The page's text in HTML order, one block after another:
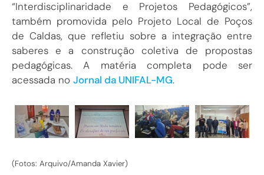
“Interdisciplinaridade e Projetos Pedagógicos”,
também promovida pelo Projeto Local de Poços
de Caldas, que refletiu sobre a integração entre
saberes e a construção coletiva de propostas
pedagógicas. A matéria completa pode ser
acessada no Jornal da UNIFAL-MG.
(Fotos: Arquivo/Amanda Xavier)